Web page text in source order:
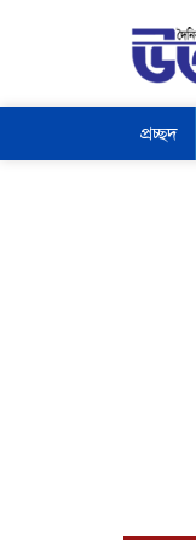
প্রচ্ছদ